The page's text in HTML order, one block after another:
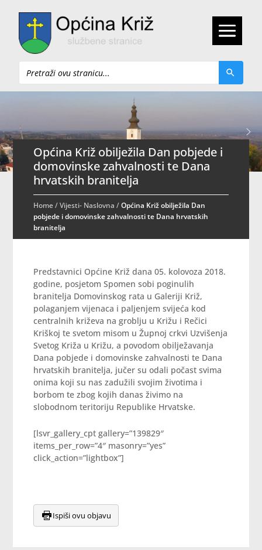
Pretraži
Općina Križ obilježila Dan pobjede i
domovinske zahvalnosti te Dana
hrvatskih branitelja
Home/Vijesti- Naslovna /Općina Križ obilježila Dan
pobjede i domovinske zahvalnosti te Dana hrvatskih
branitelja
Predstavnici Općine Križ dana 05. kolovoza 2018.
godine, posjetom Spomen sobi poginulih
branitelja Domovinskog rata u Galeriji Križ,
polaganjem vijenaca i paljenjem svijeća kod
centralnih križeva na groblju u Križu i Rečici
Kriškoj te svetom misom u Župnoj crkvi Uzvišenja
Svetog Križa u Križu, a povodom obilježavanja
Dana pobjede i domovinske zahvalnosti te Dana
hrvatskih branitelja, jučer su odali počast svima
onima koji su nas zadužili svojim životima i
borbom te zbog kojih danas živimo na
slobodnom teritoriju Republike Hrvatske.
[lsvr_gallery_cpt gallery=”139829″
items_per_row=”4″ masonry=”yes”
click_action=”lightbox”]
Ispiši ovu objavu